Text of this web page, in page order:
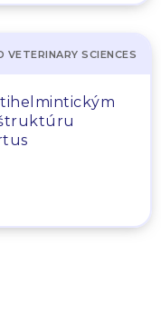
VETERINARY SCIENCES